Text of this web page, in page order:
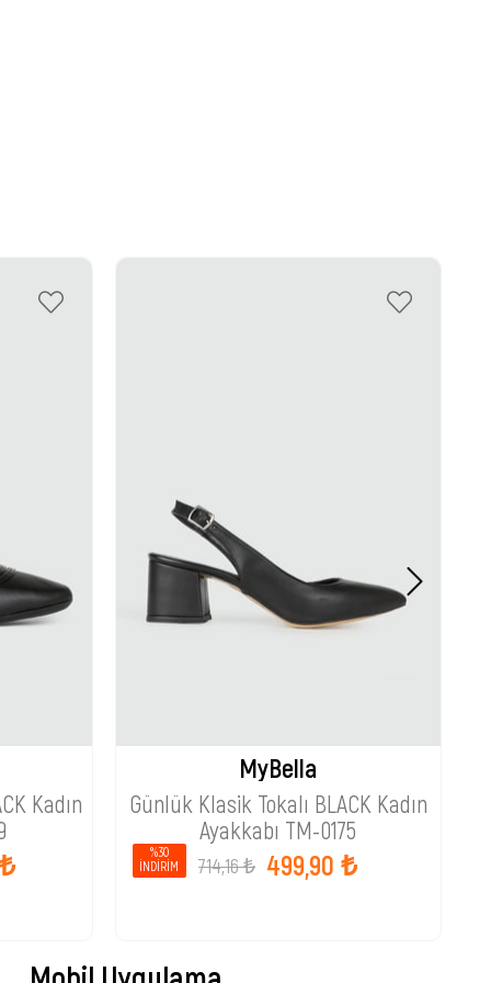
Kadın
MyBella
Günlük Klasik Tokalı BLACK Kadın
Ayakkabı TM-0175
499,90 ₺
714,16 ₺
%30
İNDIRIM